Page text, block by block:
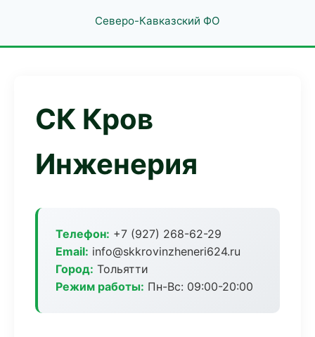
Северо-Кавказский ФО
СК Кров
Инженерия
Телефон: +7 (927) 268-62-29
Email: info@skkrovinzheneri624.ru
Город: Тольятти
Режим работы: Пн-Вс: 09:00-20:00